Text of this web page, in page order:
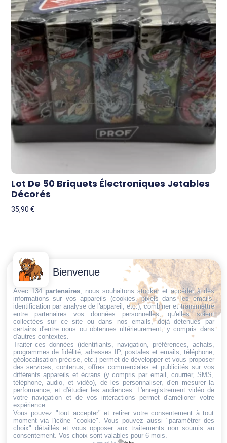
Lot De 50 Briquets Électroniques Jetables
Décorés
35,90€
Trouvez ce qu'il vous faut,
au bon endroit
Conditions
générales
de vente
Politique de
cookies
Politique de
confidentialité
Mentions
légales
Conditions de
retour et de
remboursement
Droit de
rétractation
Contactez-
Nous
Email:
dt@sasbms.fr
Bienvenue
Avec 134 partenaires, nous souhaitons stocker et accéder à des
informations sur vos appareils (cookies, pixels dans les emails,
identification par analyse de l'appareil, etc.), combiner et transmettre
entre partenaires vos données personnelles, qu'elles soient
collectées sur ce site ou dans nos emails, déjà détenues par
certains d'entre nous ou obtenues ultérieurement, y compris dans
d'autres contextes.
Traiter ces données (identifiants, navigation, préférences, achats,
programmes de fidélité, adresses IP, postales et emails, téléphone,
géolocalisation précise, etc.) permet de développer et vous proposer
des services, contenus, offres commerciales et publicités sur vos
différents appareils et écrans (y compris par email, courrier, SMS,
téléphone, audio, et vidéo), de les personnaliser, d'en mesurer la
performance, et d'étudier les audiences. L'enregistrement vidéo de
votre navigation et de vos interactions permet d'améliorer votre
expérience.
Vous pouvez "tout accepter" et retirer votre consentement à tout
moment via l'icône "cookie" . Vous pouvez aussi "paramétrer des
choix" détaillés et vous opposer aux traitements non soumis au
consentement. Vos choix sont valables pour 6 mois.